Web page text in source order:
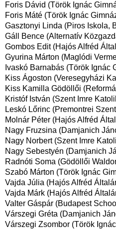
Foris Dávid (Török Ignác
Foris Máté (Török Ignác
Gasztonyi Linda (Piros Iskola,
Gáll Bence (Alternatív
Gombos Edit (Hajós Alfréd
Gyurina Márton (Maglódi
Ivaskó Barnabás (Török Ignác
Kiss Ágoston (Veresegyházi
Kiss Kamilla Gödöllői
Kristóf István (Szent Imre
Leskó Lőrinc (Premontrei
Molnár Péter (Hajós Alfréd
Nagy Fruzsina (Damjanich
Nagy Norbert (Szent Imre
Nagy Sebestyén (Damjanich
Radnóti Soma (Gödöllői
Szabó Márton (Török Ignác
Vajda Júlia (Hajós Alfréd
Vajda Márk (Hajós Alfréd
Valter Gáspár (Budapest
Várszegi Gréta (Damjanich
Várszegi Zsombor (Török